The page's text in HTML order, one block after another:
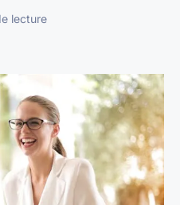
lecture